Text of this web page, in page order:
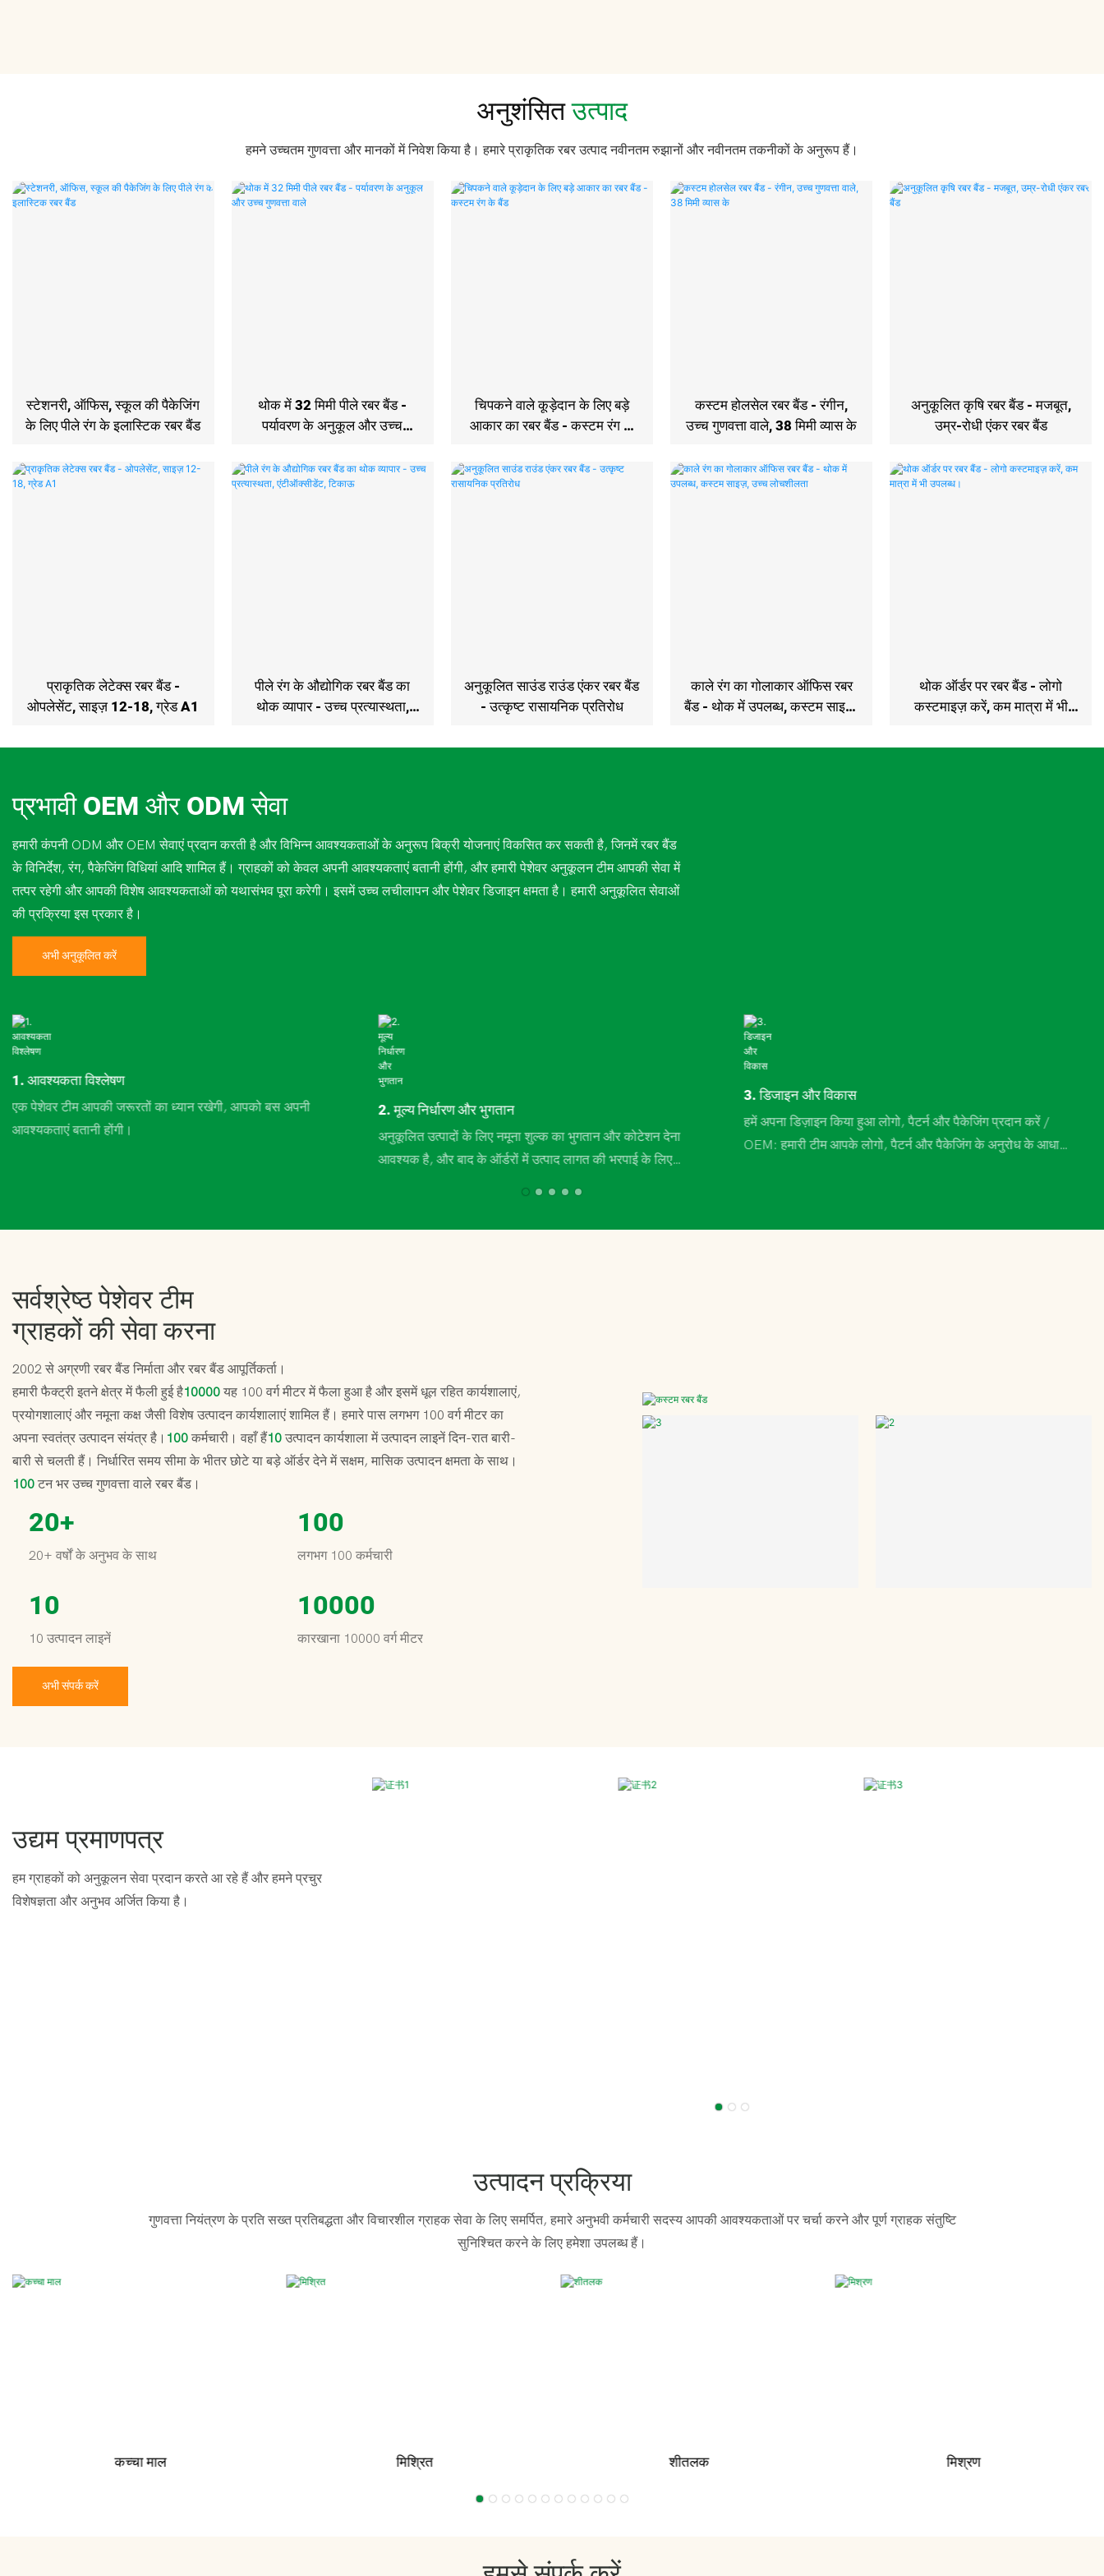
अनुशंसितउत्पाद
हमने उच्चतम गुणवत्ता और मानकों में निवेश किया है। हमारे प्राकृतिक रबर उत्पाद नवीनतम रुझानों और नवीनतम तकनीकों के अनुरूप हैं।
स्टेशनरी, ऑफिस, स्कूल की पैकेजिंग
के लिए पीले रंग के इलास्टिक रबर बैंड
थोक में 32 मिमी पीले रबर बैंड -
पर्यावरण के अनुकूल और उच्च
चिपकने वाले कूड़ेदान के लिए बड़े
आकार का रबर बैंड - कस्टम रंग के
कस्टम होलसेल रबर बैंड - रंगीन,
उच्च गुणवत्ता वाले, 38 मिमी व्यास के
अनुकूलित कृषि रबर बैंड - मजबूत,
उम्र-रोधी एंकर रबर बैंड
प्राकृतिक लेटेक्स रबर बैंड -
ओपलेसेंट, साइज़ 12-18, ग्रेड A1
पीले रंग के औद्योगिक रबर बैंड का
थोक व्यापार - उच्च प्रत्यास्थता,
अनुकूलित साउंड राउंड एंकर रबर बैंड
- उत्कृष्ट रासायनिक प्रतिरोध
काले रंग का गोलाकार ऑफिस रबर
बैंड - थोक में उपलब्ध, कस्टम साइज़,
थोक ऑर्डर पर रबर बैंड - लोगो
कस्टमाइज़ करें, कम मात्रा में भी
प्रभावी OEM और ODM सेवा
हमारी कंपनी ODM और OEM सेवाएं प्रदान करती है और विभिन्न आवश्यकताओं के अनुरूप बिक्री योजनाएं विकसित कर सकती है, जिनमें रबर बैंड
के विनिर्देश, रंग, पैकेजिंग विधियां आदि शामिल हैं। ग्राहकों को केवल अपनी आवश्यकताएं बतानी होंगी, और हमारी पेशेवर अनुकूलन टीम आपकी सेवा में
तत्पर रहेगी और आपकी विशेष आवश्यकताओं को यथासंभव पूरा करेगी। इसमें उच्च लचीलापन और पेशेवर डिजाइन क्षमता है। हमारी अनुकूलित सेवाओं
की प्रक्रिया इस प्रकार है।
अभी अनुकूलित करें
1. आवश्यकता विश्लेषण
एक पेशेवर टीम आपकी जरूरतों का ध्यान रखेगी, आपको बस अपनी
आवश्यकताएं बतानी होंगी।
2. मूल्य निर्धारण और भुगतान
अनुकूलित उत्पादों के लिए नमूना शुल्क का भुगतान और कोटेशन देना
आवश्यक है, और बाद के ऑर्डरों में उत्पाद लागत की भरपाई के लिए
3. डिजाइन और विकास
हमें अपना डिज़ाइन किया हुआ लोगो, पैटर्न और पैकेजिंग प्रदान करें /
OEM: हमारी टीम आपके लोगो, पैटर्न और पैकेजिंग के अनुरोध के आधार
सर्वश्रेष्ठ पेशेवर टीम
ग्राहकों की सेवा करना
2002 से अग्रणी रबर बैंड निर्माता और रबर बैंड आपूर्तिकर्ता।
हमारी फैक्ट्री इतने क्षेत्र में फैली हुई है10000 यह 100 वर्ग मीटर में फैला हुआ है और इसमें धूल रहित कार्यशालाएं,
प्रयोगशालाएं और नमूना कक्ष जैसी विशेष उत्पादन कार्यशालाएं शामिल हैं। हमारे पास लगभग 100 वर्ग मीटर का
अपना स्वतंत्र उत्पादन संयंत्र है। 100 कर्मचारी। वहाँ हैं10 उत्पादन कार्यशाला में उत्पादन लाइनें दिन-रात बारी-
बारी से चलती हैं। निर्धारित समय सीमा के भीतर छोटे या बड़े ऑर्डर देने में सक्षम, मासिक उत्पादन क्षमता के साथ।
100 टन भर उच्च गुणवत्ता वाले रबर बैंड।
20+
20+ वर्षों के अनुभव के साथ
100
लगभग 100 कर्मचारी
10
10 उत्पादन लाइनें
10000
कारखाना 10000 वर्ग मीटर
अभी संपर्क करें
उद्यम प्रमाणपत्र
हम ग्राहकों को अनुकूलन सेवा प्रदान करते आ रहे हैं और हमने प्रचुर
विशेषज्ञता और अनुभव अर्जित किया है।
उत्पादन प्रक्रिया
गुणवत्ता नियंत्रण के प्रति सख्त प्रतिबद्धता और विचारशील ग्राहक सेवा के लिए समर्पित, हमारे अनुभवी कर्मचारी सदस्य आपकी आवश्यकताओं पर चर्चा करने और पूर्ण ग्राहक संतुष्टि
सुनिश्चित करने के लिए हमेशा उपलब्ध हैं।
कच्चा माल मिश्रित शीतलक मिश्रण